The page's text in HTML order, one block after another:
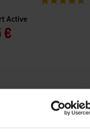
Active
€